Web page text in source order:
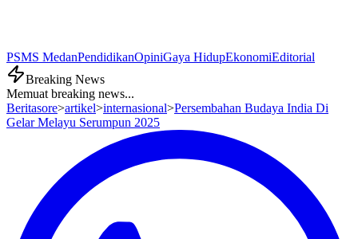
PSMS MedanPendidikanOpiniGaya HidupEkonomiEditorial
Breaking News
Memuat breaking news...
Beritasore>artikel>internasional>Persembahan Budaya India Di
Gelar Melayu Serumpun 2025